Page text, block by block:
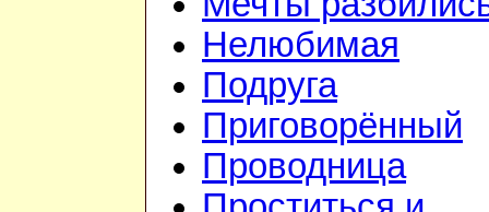
Нелюбимая
Подруга
Приговорённый
Проводница